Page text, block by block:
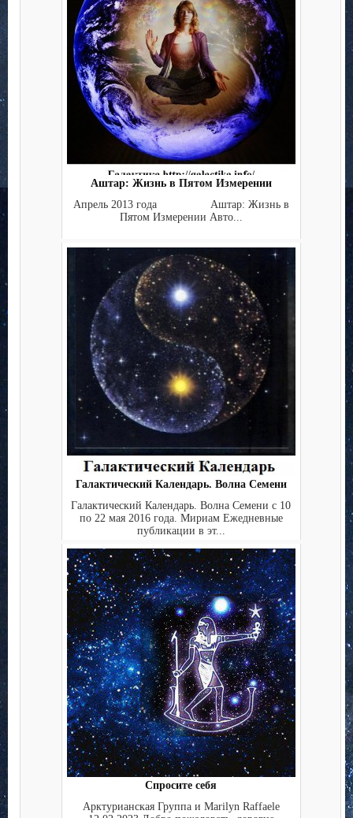
Аштар: Жизнь в Пятом Измерении
Апрель 2013 года Аштар: Жизнь в
Пятом Измерении Авто...
Галактический Календарь. Волна Семени
Галактический Календарь. Волна Семени с 10
по 22 мая 2016 года. Мириам Ежедневные
публикации в эт...
Спросите себя
Арктурианская Группа и Marilyn Raffaele